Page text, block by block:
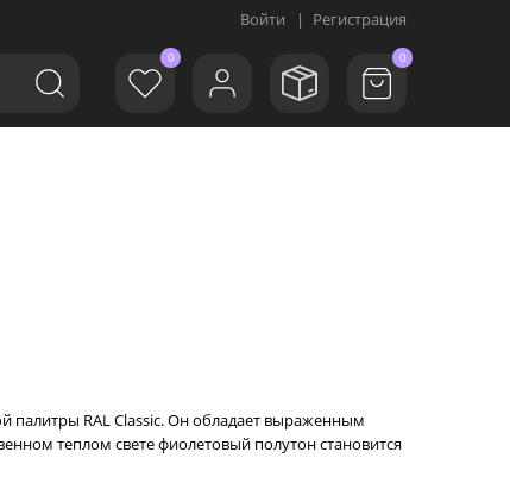
Войти | Регистрация
0 0
палитры RAL Classic. Он обладает выраженным
теплом свете фиолетовый полутон становится